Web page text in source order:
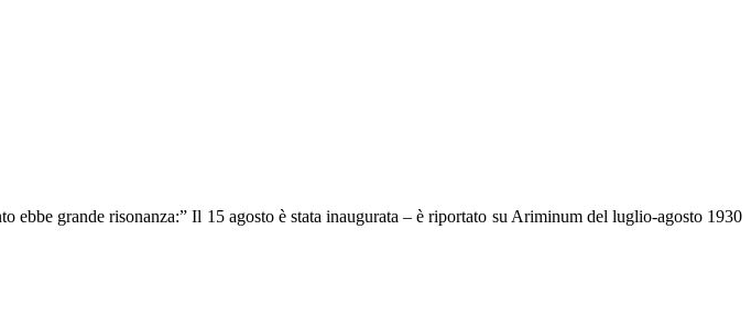
grande risonanza:” Il 15 agosto è stata inaugurata – è riportato su Ariminum del luglio-agosto 1930